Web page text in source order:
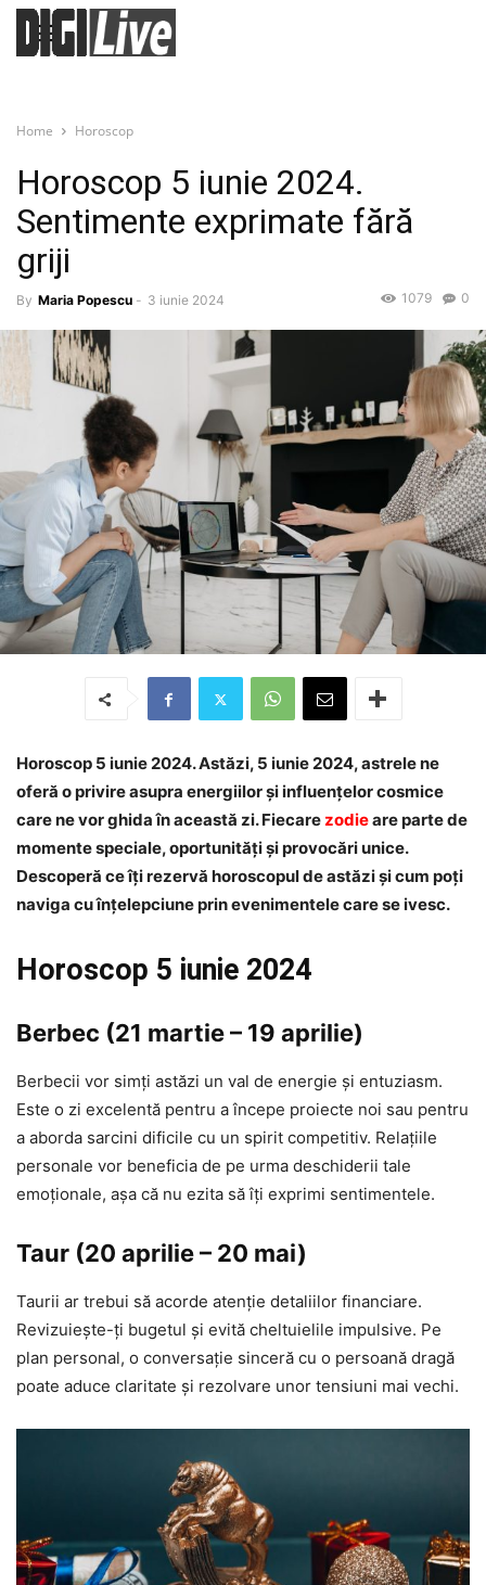
Home Horoscop
Horoscop 5 iunie 2024.
Sentimente exprimate fără
griji
By Maria Popescu - 3 iunie 2024 0
1079
Horoscop 5 iunie 2024. Astăzi, 5 iunie 2024, astrele ne
oferă o privire asupra energiilor și influențelor cosmice
care ne vor ghida în această zi. Fiecarezodieare parte de
momente speciale, oportunități și provocări unice.
Descoperă ce îți rezervă horoscopul de astăzi și cum poți
naviga cu înțelepciune prin evenimentele care se ivesc.
Horoscop 5 iunie 2024
Berbec (21 martie – 19 aprilie)
Berbecii vor simți astăzi un val de energie și entuziasm.
Este o zi excelentă pentru a începe proiecte noi sau pentru
a aborda sarcini dificile cu un spirit competitiv. Relațiile
personale vor beneficia de pe urma deschiderii tale
emoționale, așa că nu ezita să îți exprimi sentimentele.
Taur (20 aprilie – 20 mai)
Taurii ar trebui să acorde atenție detaliilor financiare.
Revizuiește-ți bugetul și evită cheltuielile impulsive. Pe
plan personal, o conversație sinceră cu o persoană dragă
poate aduce claritate și rezolvare unor tensiuni mai vechi.